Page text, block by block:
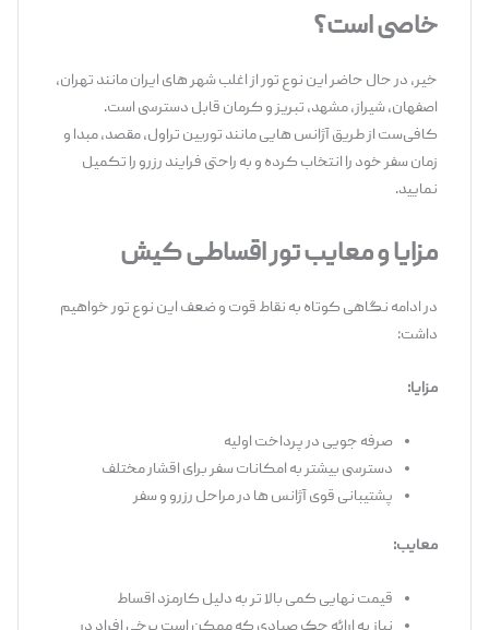
خاصی است؟
خیر، در حال حاضر این نوع تور از اغلب شهر های ایران مانند تهران،
اصفهان، شیراز، مشهد، تبریز و کرمان قابل دسترسی است.
کافی‌ست از طریق آژانس هایی مانند توربین تراول، مقصد، مبدا و
زمان سفر خود را انتخاب کرده و به ‌راحتی فرایند رزرو را تکمیل
نمایید.
مزایا و معایب تور اقساطی کیش
در ادامه نگاهی کوتاه به نقاط قوت و ضعف این نوع تور خواهیم
صرفه‌ جویی در پرداخت اولیه
دسترسی بیشتر به امکانات سفر برای اقشار مختلف
پشتیبانی قوی آژانس‌ ها در مراحل رزرو و سفر
معایب:
قیمت نهایی کمی بالا تر به دلیل کارمزد اقساط